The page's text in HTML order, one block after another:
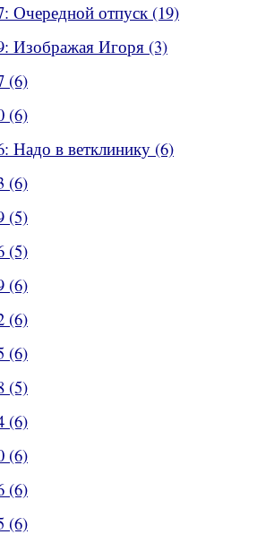
Очередной отпуск (19)
Изображая Игоря (3)
(6)
(6)
Надо в ветклинику (6)
(6)
(5)
(5)
(6)
(6)
(6)
(5)
(6)
(6)
(6)
(6)